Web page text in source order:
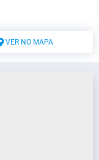
VER NO MAPA